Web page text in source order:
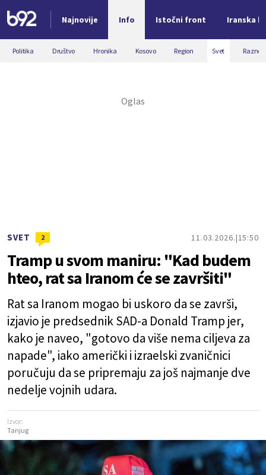
Najnovije Info Istočni front Iranska
Nova vest
Politika Društvo Hronika Kosovo Region Svet Razno
SVET 2 11.03.2026. 15:50
Tramp u svom maniru: "Kad budem
hteo, rat sa Iranom će se završiti"
Rat sa Iranom mogao bi uskoro da se završi,
izjavio je predsednik SAD-a Donald Tramp jer,
kako je naveo, "gotovo da više nema ciljeva za
napade", iako američki i izraelski zvaničnici
poručuju da se pripremaju za još najmanje dve
nedelje vojnih udara.
Izvor:
Tanjug